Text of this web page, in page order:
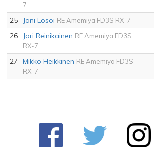
7
25 Jani Losoi RE Amemiya FD3S RX-7
26
Jari Reinikainen RE Amemiya FD3S
RX-7
27 Mikko Heikkinen RE Amemiya FD3S
RX-7